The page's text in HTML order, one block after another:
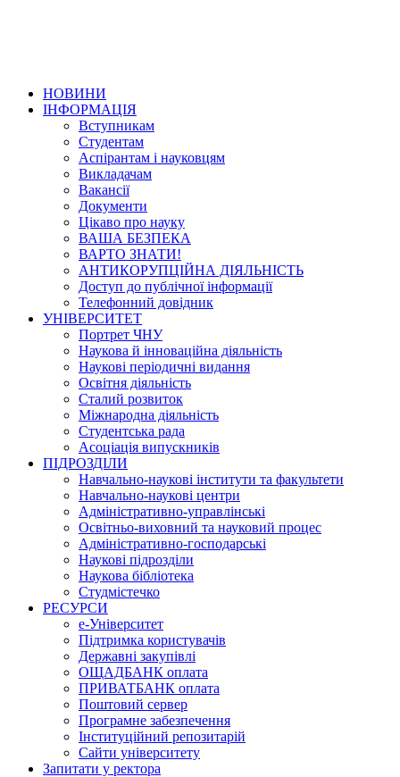
НОВИНИ
ІНФОРМАЦІЯ
Вступникам
Студентам
Аспірантам і науковцям
Викладачам
Вакансії
Документи
Цікаво про науку
ВАША БЕЗПЕКА
ВАРТО ЗНАТИ!
АНТИКОРУПЦІЙНА ДІЯЛЬНІСТЬ
Доступ до публічної інформації
Телефонний довідник
УНІВЕРСИТЕТ
Портрет ЧНУ
Наукова й інноваційна діяльність
Наукові періодичні видання
Освітня діяльність
Сталий розвиток
Міжнародна діяльність
Студентська рада
Асоціація випускників
ПІДРОЗДІЛИ
Навчально-наукові інститути та факультети
Навчально-наукові центри
Адміністративно-управлінські
Освітньо-виховний та науковий процес
Адміністративно-господарські
Наукові підрозділи
Наукова бібліотека
Студмістечко
РЕСУРСИ
е-Університет
Підтримка користувачів
Державні закупівлі
ОЩАДБАНК оплата
ПРИВАТБАНК оплата
Поштовий сервер
Програмне забезпечення
Інституційний репозитарій
Сайти університету
Запитати у ректора